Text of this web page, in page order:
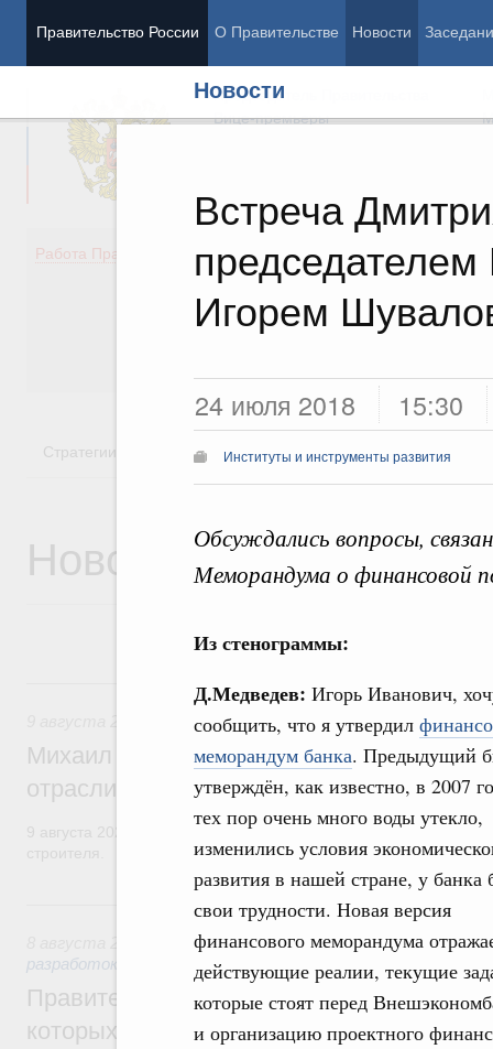
Правительство России О Правительстве Новости
Новости
Встреча
Игорем
24 июля 2018 15:30
Институты и инструменты развития
Обсуждались вопросы,
Меморандума о финансовой
Из стенограммы:
Д.Медведев: Игорь Иванович,
сообщить, что я утвердил
меморандум банка. Предыдущий
утверждён, как известно, в 2007
тех пор очень много воды утекло,
изменились условия
развития в нашей стране, у банка
свои трудности. Новая версия
финансового меморандума
действующие реалии, текущие
которые стоят перед
и организацию проектного
Председатель Правительства
Вице-премьеры
Работа Правительства
Демография
Здоровье
Образование
Культура
Стратегии Государственные программы
Новости
9 августа, воскресенье
Регулирование в сфере строительства
Михаил Мишустин поздравил
отрасли с профессиональным
9 августа 2026 года отмечается профессиональный праздник
8 августа, суббота
Государственная политика в сфере
разработок
Правительство расширило перечень
которых освобождаются от НДФЛ